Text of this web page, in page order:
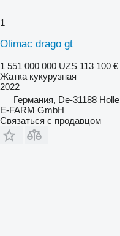
1
Olimac drago gt
1 551 000 000 UZS 113 100 €
Жатка кукурузная
2022
Германия, De-31188 Holle
E-FARM GmbH
Связаться с продавцом